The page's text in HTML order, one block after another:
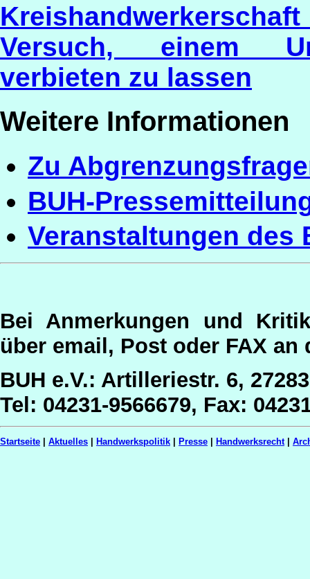
Versuch, einem
verbieten zu lassen
Weitere Informationen
Zu
BUH-
Veranstaltungen des
Bei Anmerkungen und
über email, Post oder FAX an
BUH e.V.: Artilleriestr. 6,
Tel: 04231-9566679, Fax:
Startseite Aktuelles Handwerkspolitik Presse Handwerksrecht|